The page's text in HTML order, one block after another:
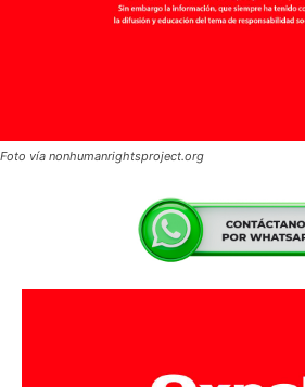
Foto vía nonhumanrightsproject.org